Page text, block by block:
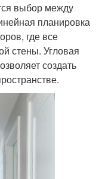
выбор между
планировка
где все
стены. Угловая
создать